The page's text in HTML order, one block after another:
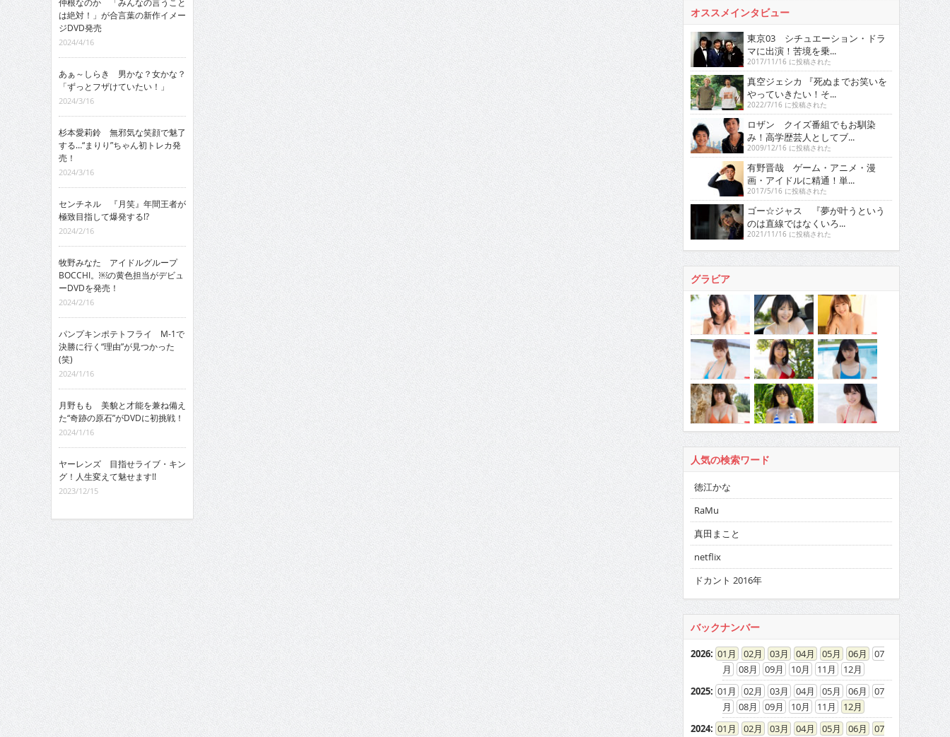
は絶対！」が合言葉の新作イメー
ジDVD発売
2024/4/16
あぁ～しらき 男かな？女かな？
「ずっとフザけていたい！」
2024/3/16
杉本愛莉鈴 無邪気な笑顔で魅了
する…“まりり”ちゃん初トレカ発
売！
2024/3/16
センチネル 『月笑』年間王者が
極致目指して爆発する!?
2024/2/16
牧野みなた アイドルグループ
BOCCHI。￼の黄色担当がデビュ
ーDVDを発売！
2024/2/16
パンプキンポテトフライ M-1で
決勝に行く“理由”が見つかった
(笑)
2024/1/16
月野もも 美貌と才能を兼ね備え
た“奇跡の原石”がDVDに初挑戦！
2024/1/16
ヤーレンズ 目指せライブ・キン
グ！人生変えて魅せます!!
2023/12/15
オススメインタビュー
東京03 シチュエーション・ドラ
マに出演！苦境を乗...
2017/11/16 に投稿された
真空ジェシカ 『死ぬまでお笑いを
やっていきたい！そ...
2022/7/16 に投稿された
ロザン クイズ番組でもお馴染
み！高学歴芸人としてブ...
2009/12/16 に投稿された
有野晋哉 ゲーム・アニメ・漫
画・アイドルに精通！単...
2017/5/16 に投稿された
ゴー☆ジャス 『夢が叶うという
のは直線ではなくいろ...
2021/11/16 に投稿された
グラビア
人気の検索ワード
徳江かな
RaMu
真田まこと
netflix
ドカント 2016年
バックナンバー
2026: 01 02 03 04 05 06
07
08
09 10 11
12
2025: 01 02 03 04 05 06
07
08
09 10 11
12
2024: 01 02 03 04 05 06
07